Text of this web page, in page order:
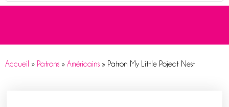
Accueil » Patrons » Américains » Patron My Little Poject Nest